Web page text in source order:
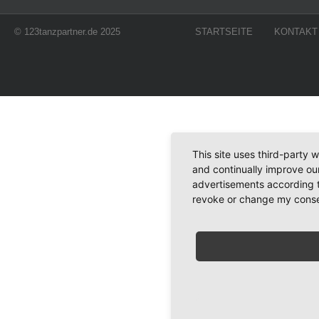
© 123tanzpartner.de 2025 STARTSEITE
This site uses third-party
and continually improve
advertisements according
revoke or change my